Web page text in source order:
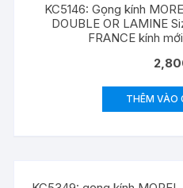
KC5146: Gọng kính
DOUBLE OR LAMINE
FRANCE kính
THÊM VÀO